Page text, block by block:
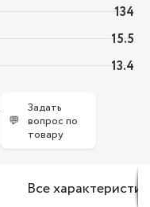
134
15.5
13.4
💬
Задать
вопрос по
товару
Все